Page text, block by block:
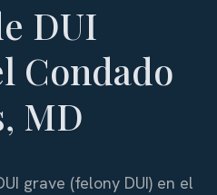
DUI
Condado
MD
grave (felony DUI) en el